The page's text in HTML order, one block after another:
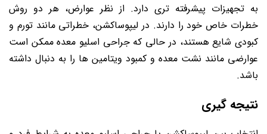
به تجهیزات پیشرفته تری دارد. از نظر عوارض، هر دو روش
خطرات خاص خود را دارند. در لیپوساکشن، خطراتی مانند تورم و
کبودی شایع هستند، در حالی که جراحی اسلیو معده ممکن است
عوارضی مانند نشت معده و کمبود ویتامین ها را به دنبال داشته
باشد.
نتیجه گیری